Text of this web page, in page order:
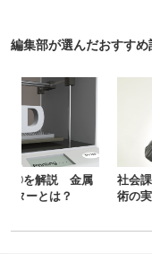
編集部が選んだおすすめ
社会課題解決に向けた技
術の実装